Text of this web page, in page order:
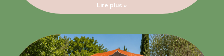
Lire plus »